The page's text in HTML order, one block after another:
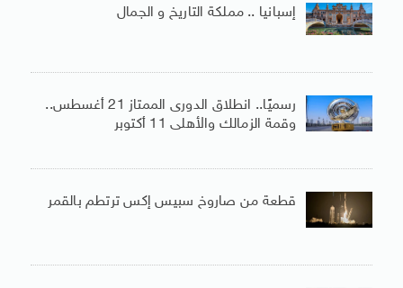
إسبانيا .. مملكة التاريخ و الجمال
رسميًا.. انطلاق الدورى الممتاز 21 أغسطس..
وقمة الزمالك والأهلى 11 أكتوبر
قطعة من صاروخ سبيس إكس ترتطم بالقمر